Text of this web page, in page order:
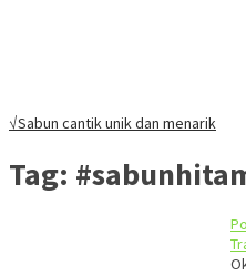
√Sabun cantik unik dan menarik
Tag: